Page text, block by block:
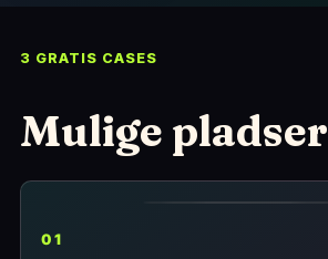
3 GRATIS CASES
Mulige pladser
01